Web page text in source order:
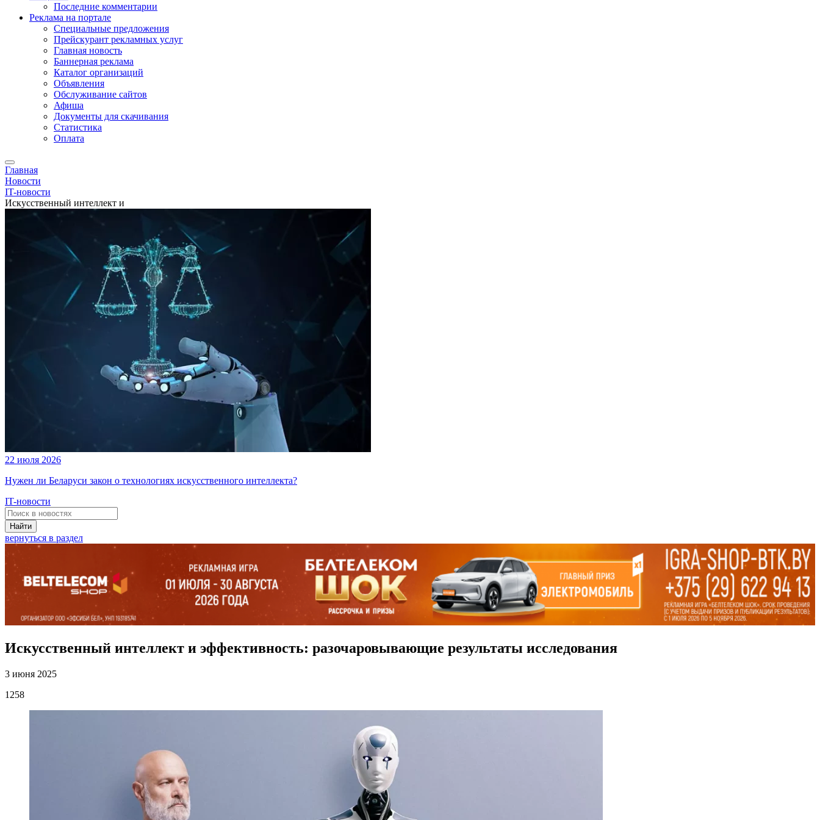
Последние комментарии
Реклама на портале
Специальные предложения
Прейскурант рекламных услуг
Главная новость
Баннерная реклама
Каталог организаций
Объявления
Обслуживание сайтов
Афиша
Документы для скачивания
Статистика
Оплата
Главная
Новости
IT-новости
Искусственный интеллект и
22 июля 2026
Нужен ли Беларуси закон о технологиях искусственного интеллекта?
IT-новости
Найти
вернуться в раздел
Искусственный интеллект и эффективность: разочаровывающие результаты исследования
3 июня 2025
1258